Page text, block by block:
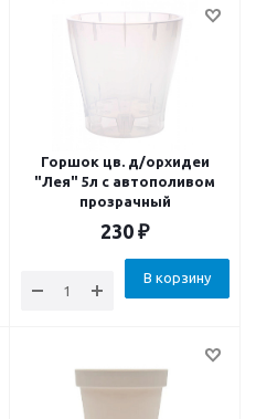
Горшок цв. д/орхидеи
"Лея" 5л с автополивом
прозрачный
230 ₽
В корзину